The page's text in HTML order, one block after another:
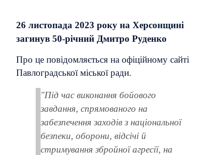
26 листопада 2023 року на Херсонщині
загинув 50-річний Дмитро Руденко
Про це повідомляється на офіційному сайті
Павлоградської міської ради.
"Під час виконання бойового
завдання, спрямованого на
забезпечення заходів з національної
безпеки, оборони, відсічі й
стримування збройної агресії, на